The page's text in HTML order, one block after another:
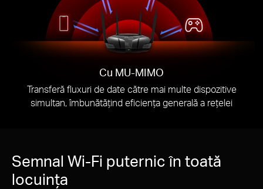
Cu MU-MIMO
Transferă fluxuri de date către mai multe dispozitive
simultan, îmbunătățind eficiența generală a rețelei
Semnal Wi-Fi puternic în toată
locuința